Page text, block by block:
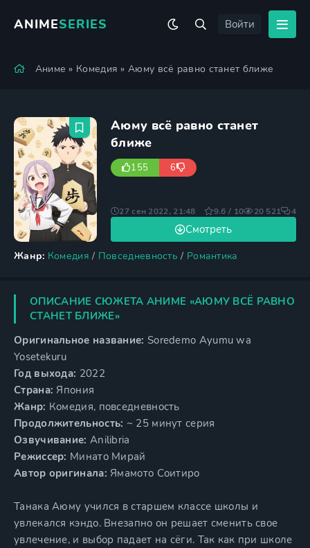
ANIMESERIES Войти
Аниме » Комедия » Аюму всё равно станет ближе
Аюму всё равно станет
ближе
155 6
Жанр: Комедия / Повседневность / Романтика
Смотреть
27 сен 2022, 21:48 9.6 / 10 20 521 4
ОПИСАНИЕ СЮЖЕТА АНИМЕ «АЮМУ ВСЁ РАВНО
СТАНЕТ БЛИЖЕ»
Оригинальное название: Soredemo Ayumu wa
Yosetekuru
Год выхода: 2022
Страна: Япония
Жанр: Комедия, повседневность
Продолжительность: ~ 25 минут серия
Озвучивание: Anilibria
Режиссер: Минато Мирай
Автор оригинала: Ямамото Соитиро
Танака Аюму учился в старшем классе школы и
увлекался кэндо. Внезапно он решает сменить свое
увлечение, и выбор падает на сёги. Так как при школе